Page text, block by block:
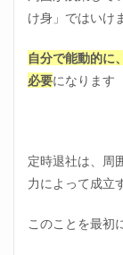
け身」ではいけ
自分で能動的に
必要になります
定時退社は、周
力によって成立
このことを最初